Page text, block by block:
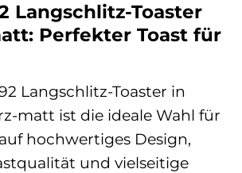
Langschlitz-Toaster
Perfekter Toast für
Langschlitz-Toaster in
matt ist die ideale Wahl für
hochwertiges Design,
und vielseitige